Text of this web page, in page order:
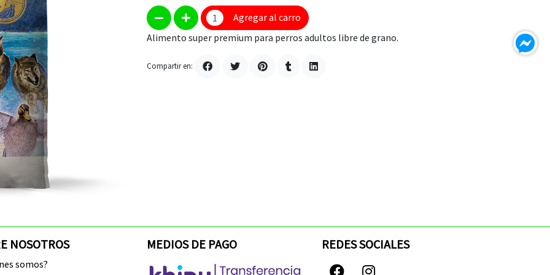
Agregar al carro
Alimento super premium para perros adultos libre de grano.
Compartir en:
NOSOTROS
somos?
MEDIOS DE PAGO REDES SOCIALES